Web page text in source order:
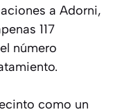
a Adorni,
117
número
como un